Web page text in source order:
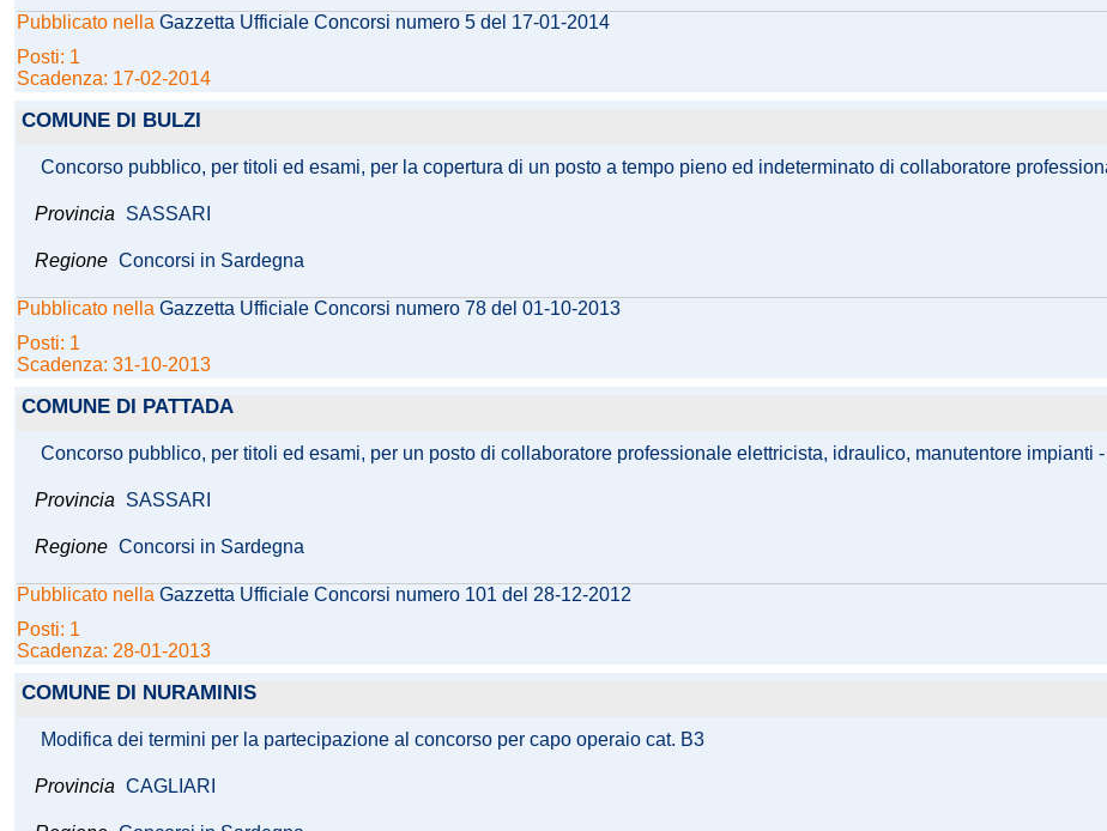
Pubblicato nella Gazzetta Ufficiale Concorsi numero 5 del 17-01-2014
Posti: 1
Scadenza: 17-02-2014
COMUNE DI BULZI
Concorso pubblico, per titoli ed esami, per la copertura di un posto a tempo pieno ed indeterminato di collaboratore
Provincia SASSARI
Regione Concorsi in Sardegna
Pubblicato nella Gazzetta Ufficiale Concorsi numero 78 del 01-10-2013
Posti: 1
Scadenza: 31-10-2013
COMUNE DI PATTADA
Concorso pubblico, per titoli ed esami, per un posto di collaboratore professionale elettricista, idraulico, manutentore impianti
Provincia SASSARI
Regione Concorsi in Sardegna
Pubblicato nella Gazzetta Ufficiale Concorsi numero 101 del 28-12-2012
Posti: 1
Scadenza: 28-01-2013
COMUNE DI NURAMINIS
Modifica dei termini per la partecipazione al concorso per capo operaio cat. B3
Provincia CAGLIARI